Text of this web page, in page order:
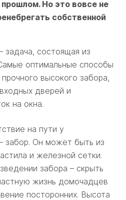
Но это вовсе не
собственной
состоящая из
оптимальные способы
высокого забора,
дверей и
на окна.
на пути у
забор. Он может быть из
и железной сетки.
забора – скрыть
жизнь домочадцев
посторонних. Высота